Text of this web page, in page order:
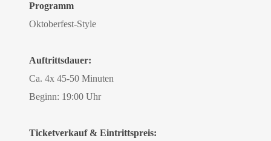
Programm
Oktoberfest-Style
Auftrittsdauer:
Ca. 4x 45-50 Minuten
Beginn: 19:00 Uhr
Ticketverkauf & Eintrittspreis: